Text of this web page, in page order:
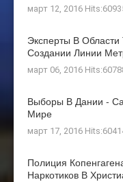
март 12, 2016
Эксперты В
Создании Линии
март 06, 2016
Выборы В Дании -
Мире
март 17, 2016
Полиция
Наркотиков В